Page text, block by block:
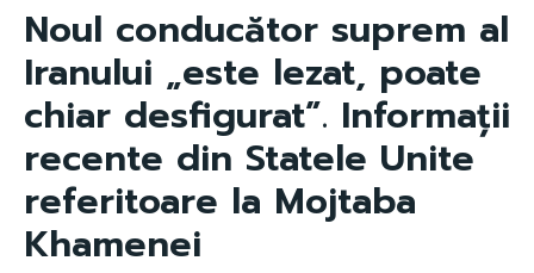
Noul conducător suprem al
Iranului „este lezat, poate
chiar desfigurat”. Informații
recente din Statele Unite
referitoare la Mojtaba
Khamenei